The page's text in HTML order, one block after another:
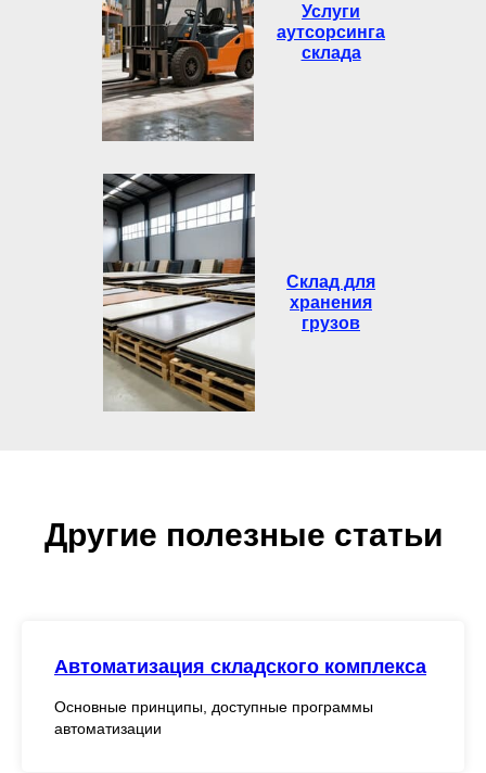
Услуги
аутсорсинга
склада
Склад для
хранения
грузов
Другие полезные статьи
Автоматизация складского комплекса
Основные принципы, доступные программы
автоматизации